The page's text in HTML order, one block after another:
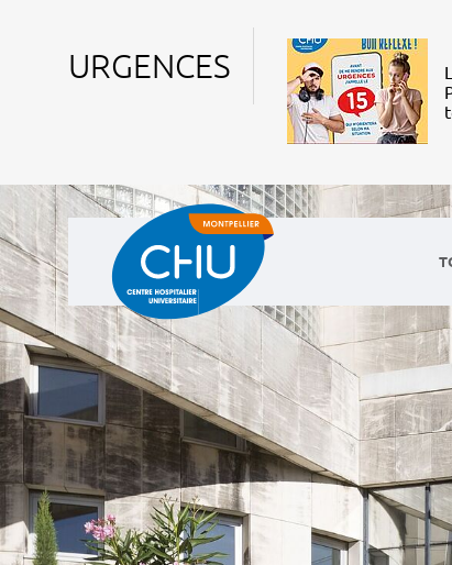
URGENCES